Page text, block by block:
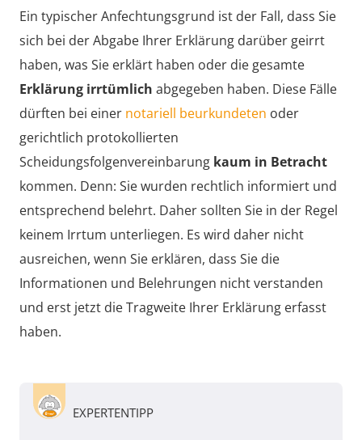
Ein typischer Anfechtungsgrund ist der Fall, dass Sie
sich bei der Abgabe Ihrer Erklärung darüber geirrt
haben, was Sie erklärt haben oder die gesamte
Erklärung irrtümlich abgegeben haben. Diese Fälle
dürften bei einer notariell beurkundeten oder
gerichtlich protokollierten
Scheidungsfolgenvereinbarung kaum in Betracht
kommen. Denn: Sie wurden rechtlich informiert und
entsprechend belehrt. Daher sollten Sie in der Regel
keinem Irrtum unterliegen. Es wird daher nicht
ausreichen, wenn Sie erklären, dass Sie die
Informationen und Belehrungen nicht verstanden
und erst jetzt die Tragweite Ihrer Erklärung erfasst
haben.
EXPERTENTIPP